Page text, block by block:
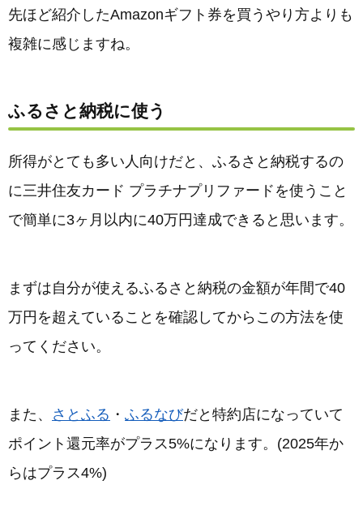
先ほど紹介したAmazonギフト券を買うやり方よりも
複雑に感じますね。
ふるさと納税に使う
所得がとても多い人向けだと、ふるさと納税するの
に三井住友カード プラチナプリファードを使うこと
で簡単に3ヶ月以内に40万円達成できると思います。
まずは自分が使えるふるさと納税の金額が年間で40
万円を超えていることを確認してからこの方法を使
ってください。
また、 さとふる ・ ふるなびだと特約店になっていて
ポイント還元率がプラス5%になります。(2025年か
らはプラス4%)